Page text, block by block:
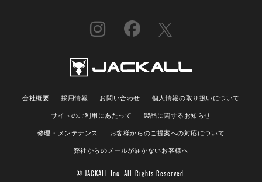
会社概要 採用情報 お問い合わせ
個人情報の取り扱いについて
サイトのご利用にあたって
製品に関するお知らせ
修理・メンテナンス
お客様からのご提案への対応について
弊社からのメールが届かないお客様へ
© JACKALL Inc. All Rights Reserved.